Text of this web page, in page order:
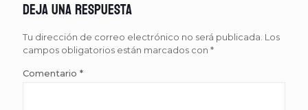
Deja una respuesta
Tu dirección de correo electrónico no será publicada. Los
campos obligatorios están marcados con *
Comentario *